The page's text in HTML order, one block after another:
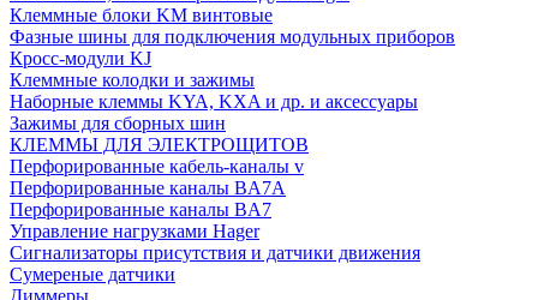
Клеммные блоки KM винтовые
Фазные шины для подключения модульных приборов
Кросс-модули KJ
Клеммные колодки и зажимы
Наборные клеммы KYA, KXA и др. и аксессуары
Зажимы для сборных шин
КЛЕММЫ ДЛЯ ЭЛЕКТРОЩИТОВ
Перфорированные кабель-каналы v
Перфорированные каналы BA7A
Перфорированные каналы BA7
Управление нагрузками Hager
Сигнализаторы присутствия и датчики движения
Сумереные датчики
Диммеры